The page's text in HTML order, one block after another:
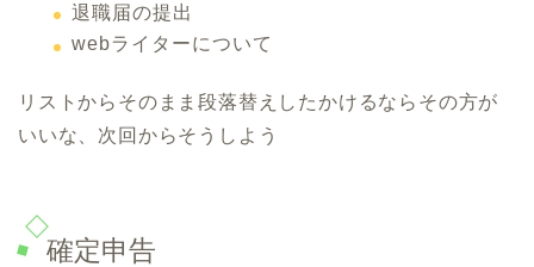
退職届の提出
webライターについて
リストからそのまま段落替えしたかけるならその方が
いいな、次回からそうしよう
確定申告